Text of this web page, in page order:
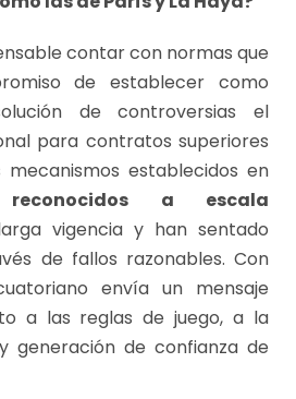
contar con normas que
de establecer como
de controversias el
para contratos superiores
mecanismos establecidos en
a escala
vigencia y han sentado
de fallos razonables. Con
envía un mensaje
a las reglas de juego, a la
generación de confianza de